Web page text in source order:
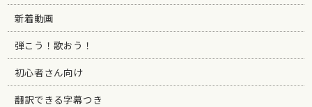
新着動画
弾こう！歌おう！
初心者さん向け
翻訳できる字幕つき